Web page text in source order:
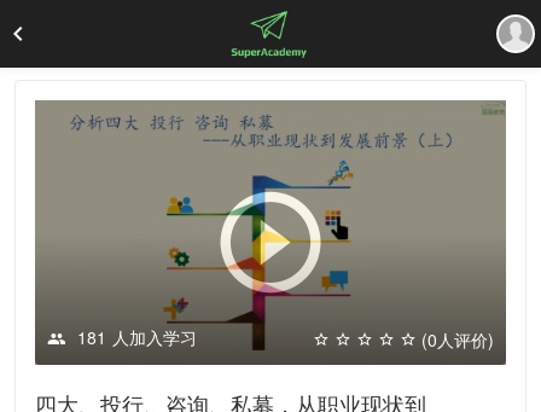
181 人加入学习 (0人评价)
四大、投行、咨询、私募，从职业现状到